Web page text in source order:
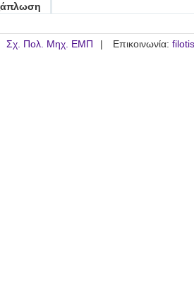
Σχ. Πολ. Μηχ. ΕΜΠ Επικοινωνία: